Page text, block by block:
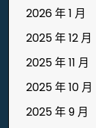
2026 年 1 月
2025 年 12 月
2025 年 11 月
2025 年 10 月
2025 年 9 月